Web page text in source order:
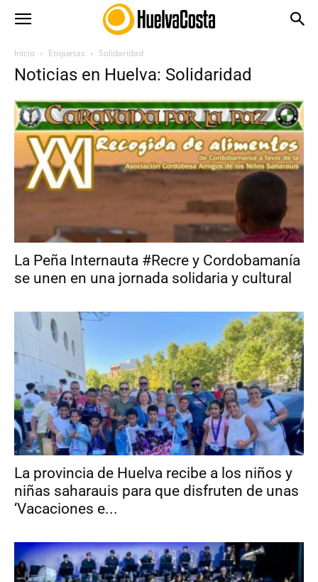
Inicio Etiquetas Solidaridad
Noticias en Huelva: Solidaridad
La Peña Internauta #Recre y Cordobamanía
se unen en una jornada solidaria y cultural
La provincia de Huelva recibe a los niños y
niñas saharauis para que disfruten de unas
‘Vacaciones e...